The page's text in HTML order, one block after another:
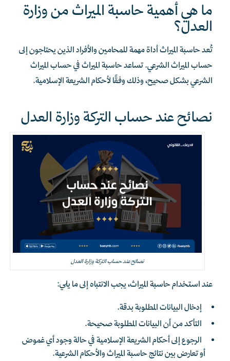
ما هي أهمية حاسبة الميراث من وزارة
العدل؟
تُعد حاسبة الميراث أداة مهمة للمحامين والأفراد الذين يحتاجون إلى
حساب الميراث الشرعي. تساعد حاسبة الميراث في حساب الميراث
الشرعي بشكل صحيح، وذلك وفقًا لأحكام الشريعة الإسلامية.
نصائح عند حساب التركة وزارة العدل
نصائح عند حساب التركة وزارة العدل
عند استخدام حاسبة الميراث، يجب الانتباه إلى ما يلي:
إدخال البيانات المطلوبة بدقة.
التأكد من أن البيانات المطلوبة صحيحة.
الرجوع إلى أحكام الشريعة الإسلامية في حالة وجود أي غموض
أو تعارض بين نتائج حاسبة الميراث والأحكام الشرعية.